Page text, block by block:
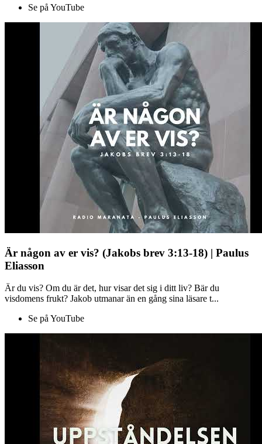
Se på YouTube
Är någon av er vis? (Jakobs brev 3:13-18) | Paulus
Eliasson
Är du vis? Om du är det, hur visar det sig i ditt liv? Bär du
visdomens frukt? Jakob utmanar än en gång sina läsare t...
Se på YouTube